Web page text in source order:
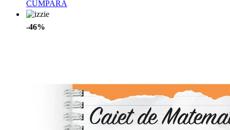
CUMPARA
-46%